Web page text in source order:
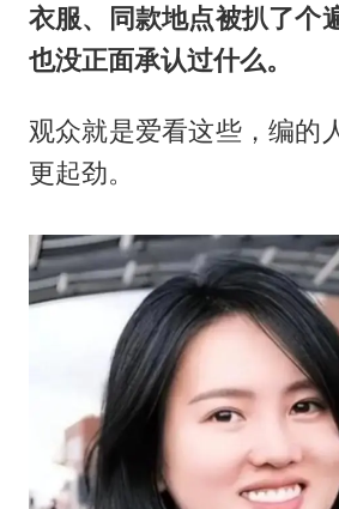
衣服、同款地点被扒了个
也没正面承认过什么。
观众就是爱看这些，编的
更起劲。